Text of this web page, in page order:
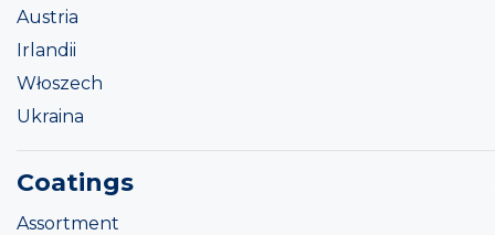
Austria
Irlandii
Włoszech
Ukraina
Coatings
Assortment